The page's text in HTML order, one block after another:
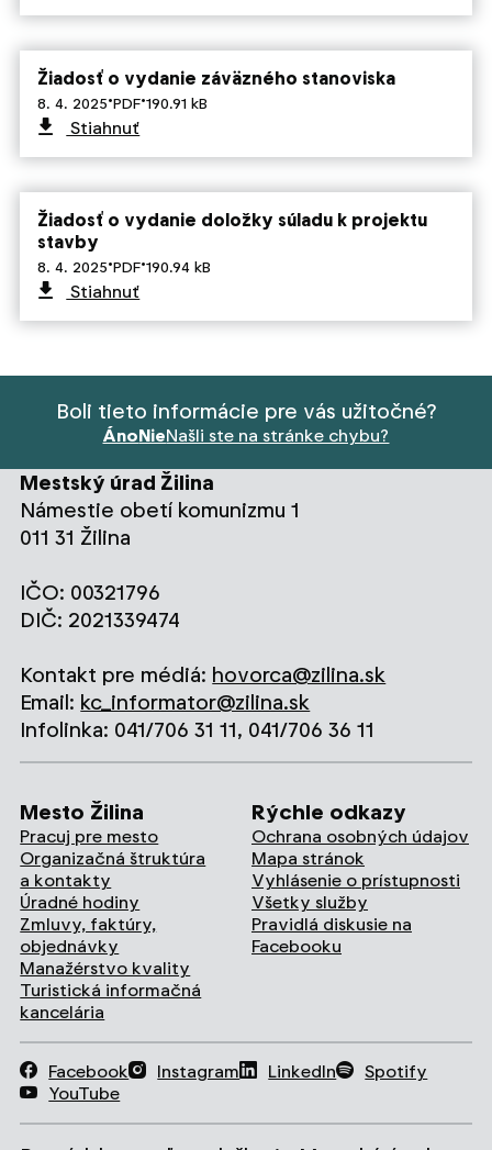
Žiadosť o vydanie záväzného stanoviska
8. 4. 2025·PDF·190.91 kB
Stiahnuť
Žiadosť o vydanie doložky súladu k projektu
stavby
8. 4. 2025·PDF·190.94 kB
Stiahnuť
Boli tieto informácie pre vás užitočné?
ÁnoNieNašli ste na stránke chybu?
Mestský úrad Žilina
Námestie obetí komunizmu 1
011 31 Žilina
IČO: 00321796
DIČ: 2021339474
Kontakt pre médiá: hovorca@zilina.sk
Email: kc_informator@zilina.sk
Infolinka: 041/706 31 11, 041/706 36 11
Mesto Žilina
Pracuj pre mesto
Organizačná štruktúra
a kontakty
Úradné hodiny
Zmluvy, faktúry,
objednávky
Manažérstvo kvality
Turistická informačná
kancelária
Rýchle odkazy
Ochrana osobných údajov
Mapa stránok
Vyhlásenie o prístupnosti
Všetky služby
Pravidlá diskusie na
Facebooku
Facebook Instagram LinkedIn
Spotify
YouTube